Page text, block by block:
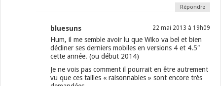
Répondre
bluesuns 22 mai 2013 à 19h09
Hum, il me semble avoir lu que Wiko va bel et bien
décliner ses derniers mobiles en versions 4 et 4.5″
cette année. (ou début 2014)
Je ne vois pas comment il pourrait en être autrement
vu que ces tailles « raisonnables » sont encore très